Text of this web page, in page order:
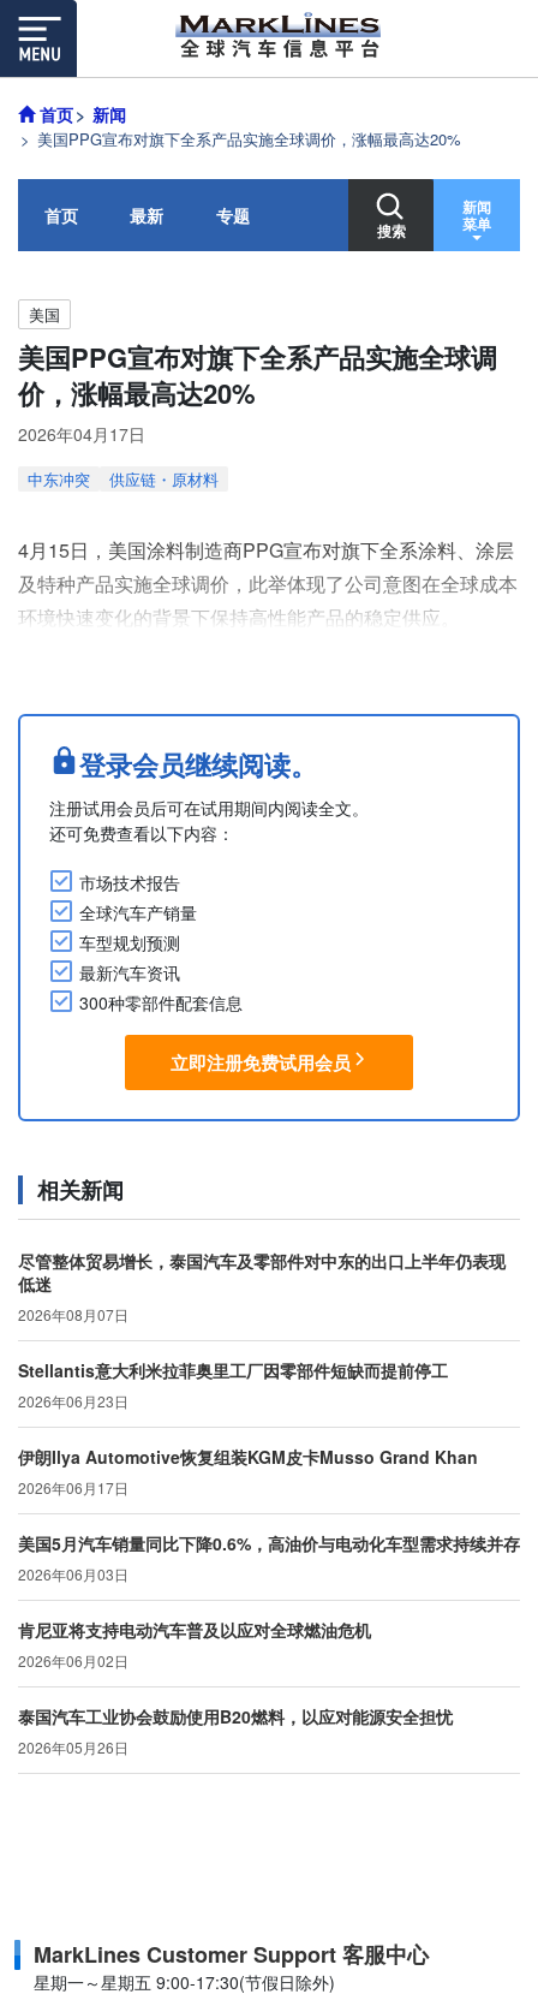
首页 新闻
美国PPG宣布对旗下全系产品实施全球调价，涨幅最高达20%
首页 最新 专题
搜索
新闻
菜单
美国
美国PPG宣布对旗下全系产品实施全球调
价，涨幅最高达20%
2026年04月17日
中东冲突 供应链・原材料
4月15日，美国涂料制造商PPG宣布对旗下全系涂料、涂层
及特种产品实施全球调价，此举体现了公司意图在全球成本
环境快速变化的背景下保持高性能产品的稳定供应。
高涨幅达20%，将结合每家客户的具体情况及现有合同条款
落地执行。
部分品类、技术及区域市场可能将实施更高幅度的调价，以
完全对冲当前的成本通胀压力。伴随市场行情的持续变动，
登录会员继续阅读。
注册试用会员后可在试用期间内阅读全文。
还可免费查看以下内容：
市场技术报告
全球汽车产销量
车型规划预测
最新汽车资讯
300种零部件配套信息
立即注册免费试用会员
相关新闻
尽管整体贸易增长，泰国汽车及零部件对中东的出口上半年仍表现
低迷
2026年08月07日
Stellantis意大利米拉菲奥里工厂因零部件短缺而提前停工
2026年06月23日
伊朗Ilya Automotive恢复组装KGM皮卡Musso Grand Khan
2026年06月17日
美国5月汽车销量同比下降0.6%，高油价与电动化车型需求持续并存
2026年06月03日
肯尼亚将支持电动汽车普及以应对全球燃油危机
2026年06月02日
泰国汽车工业协会鼓励使用B20燃料，以应对能源安全担忧
2026年05月26日
MarkLines Customer Support 客服中心
星期一～星期五 9:00-17:30(节假日除外)